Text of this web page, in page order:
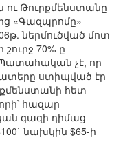
Թուրքմենստանը
«Գազպրոմը»
ներմուծված մոտ
70%-ը
Պատահական չէ, որ
ստիպված էր
հետ
հազար
գազի դիմաց
նախկին $65-ի